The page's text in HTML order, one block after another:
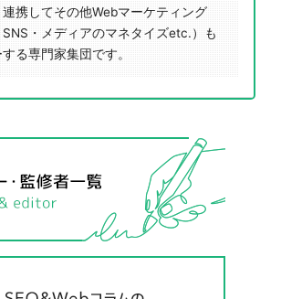
連携してその他Webマーケティング
SNS・メディアのマネタイズetc.）も
る専門家集団です。